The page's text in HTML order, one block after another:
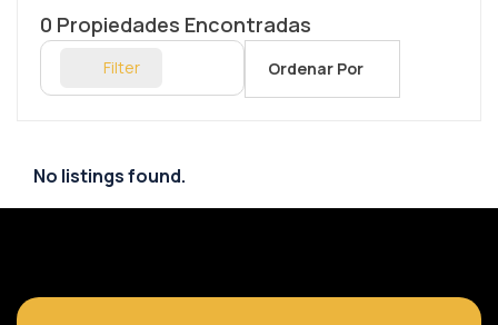
0 Propiedades Encontradas
Filter Ordenar Por
No listings found.